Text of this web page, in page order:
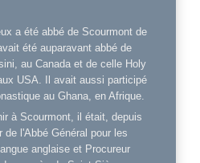
a été abbé de Scourmont de
été auparavant abbé de
au Canada et de celle Holy
USA. Il avait aussi participé
au Ghana, en Afrique.
à Scourmont, il était, depuis
de l'Abbé Général pour les
anglaise et Procureur